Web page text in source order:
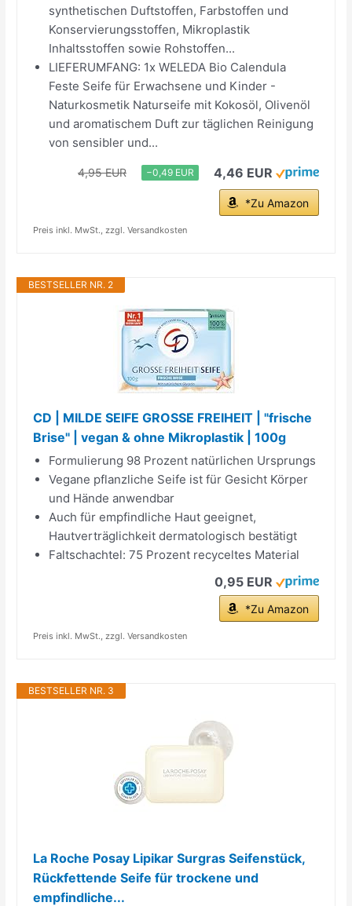
synthetischen Duftstoffen, Farbstoffen und
Konservierungsstoffen, Mikroplastik
Inhaltsstoffen sowie Rohstoffen...
LIEFERUMFANG: 1x WELEDA Bio Calendula
Feste Seife für Erwachsene und Kinder -
Naturkosmetik Naturseife mit Kokosöl, Olivenöl
und aromatischem Duft zur täglichen Reinigung
von sensibler und...
4,95 EUR −0,49 EUR 4,46 EUR
*Zu Amazon
Preis inkl. MwSt., zzgl. Versandkosten
BESTSELLER NR. 2
CD | MILDE SEIFE GROSSE FREIHEIT | "frische
Brise" | vegan & ohne Mikroplastik | 100g
Formulierung 98 Prozent natürlichen Ursprungs
Vegane pflanzliche Seife ist für Gesicht Körper
und Hände anwendbar
Auch für empfindliche Haut geeignet,
Hautverträglichkeit dermatologisch bestätigt
Faltschachtel: 75 Prozent recyceltes Material
0,95 EUR
*Zu Amazon
Preis inkl. MwSt., zzgl. Versandkosten
BESTSELLER NR. 3
La Roche Posay Lipikar Surgras Seifenstück,
Rückfettende Seife für trockene und
empfindliche...